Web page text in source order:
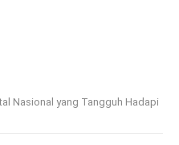
Nasional yang Tangguh Hadapi